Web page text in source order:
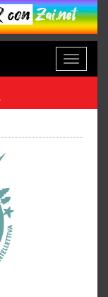
Toggle